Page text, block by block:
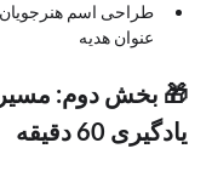
طراحی اسم
عنوان هدیه
یادگیری 60 دقیقه